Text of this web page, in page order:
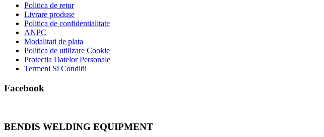
Politica de retur
Livrare produse
Politica de confidentialitate
ANPC
Modalitati de plata
Politica de utilizare Cookie
Protectia Datelor Personale
Termeni Si Conditii
Facebook
BENDIS WELDING EQUIPMENT